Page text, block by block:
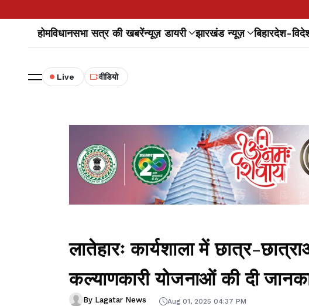
होमविधानसभा सत्र की खबरेंन्यूज़ डायरी झारखंड न्यूज़ बिहारदेश-
Live वीडियो
लातेहारः कार्यशाला में छात्र-
कल्याणकारी योजनाओं की दी
By Lagatar News Aug 01, 2025 04:37 PM